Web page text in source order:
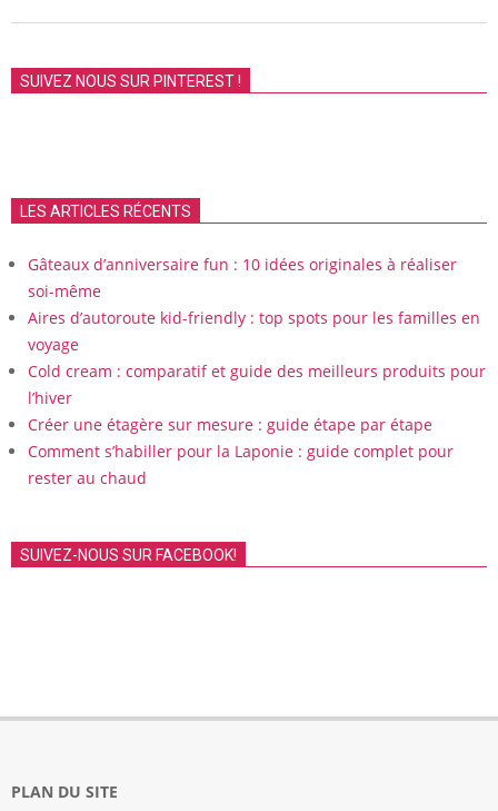
SUIVEZ NOUS SUR PINTEREST !
LES ARTICLES RÉCENTS
Gâteaux d’anniversaire fun : 10 idées originales à réaliser
soi-même
Aires d’autoroute kid-friendly : top spots pour les familles en
voyage
Cold cream : comparatif et guide des meilleurs produits pour
l’hiver
Créer une étagère sur mesure : guide étape par étape
Comment s’habiller pour la Laponie : guide complet pour
rester au chaud
SUIVEZ-NOUS SUR FACEBOOK!
PLAN DU SITE